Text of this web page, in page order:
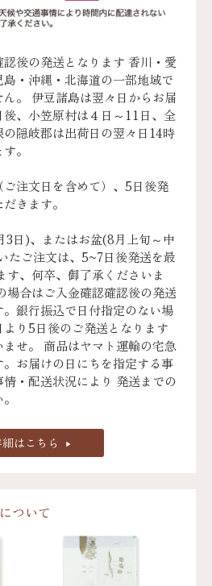
後の発送となります 香川・愛
・沖縄・北海道の一部地域で
。 伊豆諸島は翌々日からお届
、小笠原村は４日～11日、全
隠岐郡は出荷日の翌々日14時
。
注文日を含めて）、5日後発
きます。
日)、またはお盆(8月上旬～中
たご注文は、5~7日後発送を最
す、何卒、御了承くださいま
場合はご入金確認確認後の発送
銀行振込で日付指定のない場
り5日後のご発送となります
せ。 商品はヤマト運輸の宅急
お届けの日にちを指定する事
・配送状況により 発送までの
はこちら
ついて